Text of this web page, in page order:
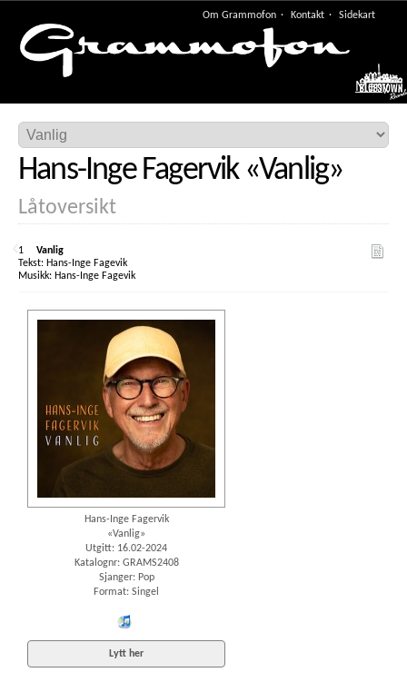
Om Grammofon Kontakt Sidekart
Meny
Hans-Inge Fagervik«Vanlig»
Låtoversikt
1
Vanlig
Hans-Inge Fagevik
Hans-Inge Fagevik
Hans-Inge Fagervik
«Vanlig»
Utgitt: 16.02-2024
Katalognr: GRAMS2408
Sjanger: Pop
Format: Singel
Lytt her